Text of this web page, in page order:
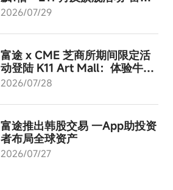
创富大会2026”8月启动
2026/07/29
富途 x CME 芝商所期间限定活
动登陆 K11 Art Mall：体验牛牛
AI - 成就交易进化！
2026/07/28
富途推出韩股交易 一App助投资
者布局全球资产
2026/07/27